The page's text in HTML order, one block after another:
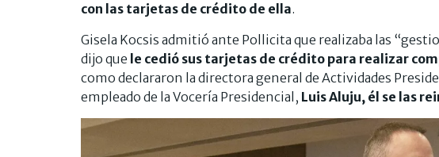
con las tarjetas de crédito de ella.
Gisela Kocsis admitió ante Pollicita que realizaba las
dijo que le cedió sus tarjetas de crédito para realizar
como declararon la directora general de Actividades
empleado de la Vocería Presidencial, Luis Aluju, él se las